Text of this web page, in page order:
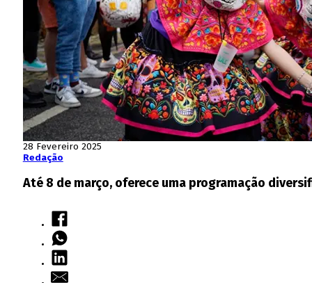
28 Fevereiro 2025
Redação
Até 8 de março, oferece uma programação